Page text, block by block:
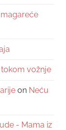
vožnje
on Neću
- Mama iz